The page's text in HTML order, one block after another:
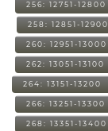
256: 12751-12800
258: 12851-12900
260: 12951-13000
262: 13051-13100
264: 13151-13200
266: 13251-13300
268: 13351-13400